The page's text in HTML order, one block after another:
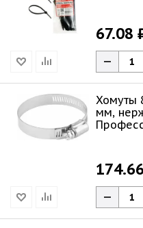
67.08
Хомуты
мм,